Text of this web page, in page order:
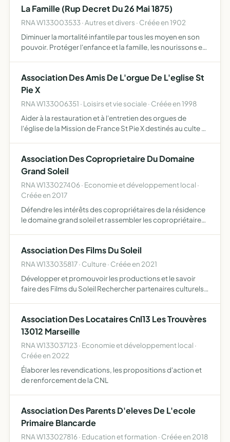
La Famille (Rup Decret Du 26 Mai 1875)
RNA W133003533 · Autres et divers · Créée en 1902
Diminuer la mortalité infantile par tous les moyen en son
pouvoir. Protéger l'enfance et la famille, les nourissons et
Association Des Amis De L'orgue De L'eglise St
Pie X
RNA W133006351 · Loisirs et vie sociale · Créée en 1998
Aider à la restauration et à l'entretien des orgues de
l'église de la Mission de France St Pie X destinés au culte et
Association Des Coproprietaire Du Domaine
Grand Soleil
RNA W133027406 · Economie et développement local ·
Créée en 2017
Défendre les intérêts des copropriétaires de la résidence
le domaine grand soleil et rassembler les copropriétaires
Association Des Films Du Soleil
RNA W133035817 · Culture · Créée en 2021
Développer et promouvoir les productions et le savoir
faire des Films du Soleil Rechercher partenaires culturels
Association Des Locataires Cnl13 Les Trouvères
13012 Marseille
RNA W133037123 · Economie et développement local ·
Créée en 2022
Élaborer les revendications, les propositions d'action et
de renforcement de la CNL
Association Des Parents D'eleves De L'ecole
Primaire Blancarde
RNA W133027816 · Education et formation · Créée en 2018